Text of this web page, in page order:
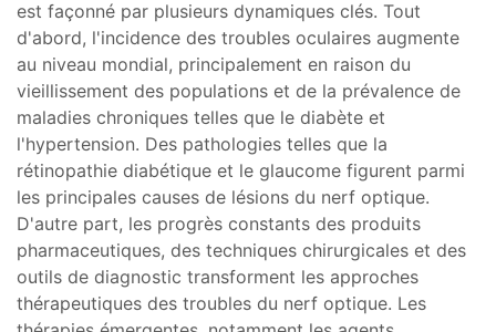
est façonné par plusieurs dynamiques clés. Tout
d'abord, l'incidence des troubles oculaires augmente
au niveau mondial, principalement en raison du
vieillissement des populations et de la prévalence de
maladies chroniques telles que le diabète et
l'hypertension. Des pathologies telles que la
rétinopathie diabétique et le glaucome figurent parmi
les principales causes de lésions du nerf optique.
D'autre part, les progrès constants des produits
pharmaceutiques, des techniques chirurgicales et des
outils de diagnostic transforment les approches
thérapeutiques des troubles du nerf optique. Les